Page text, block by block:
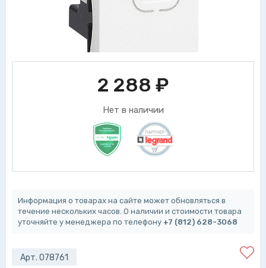
2 288 ₽
Нет в наличии
Информация о товарах на сайте может обновляться в
течение нескольких часов. О наличии и стоимости товара
уточняйте у менеджера по телефону +7 (812) 628-3068
Арт. 078761